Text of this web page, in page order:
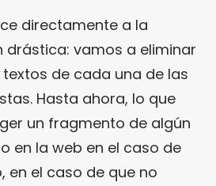
directamente a la
drástica: vamos a eliminar
de cada una de las
Hasta ahora, lo que
un fragmento de algún
en la web en el caso de
en el caso de que no